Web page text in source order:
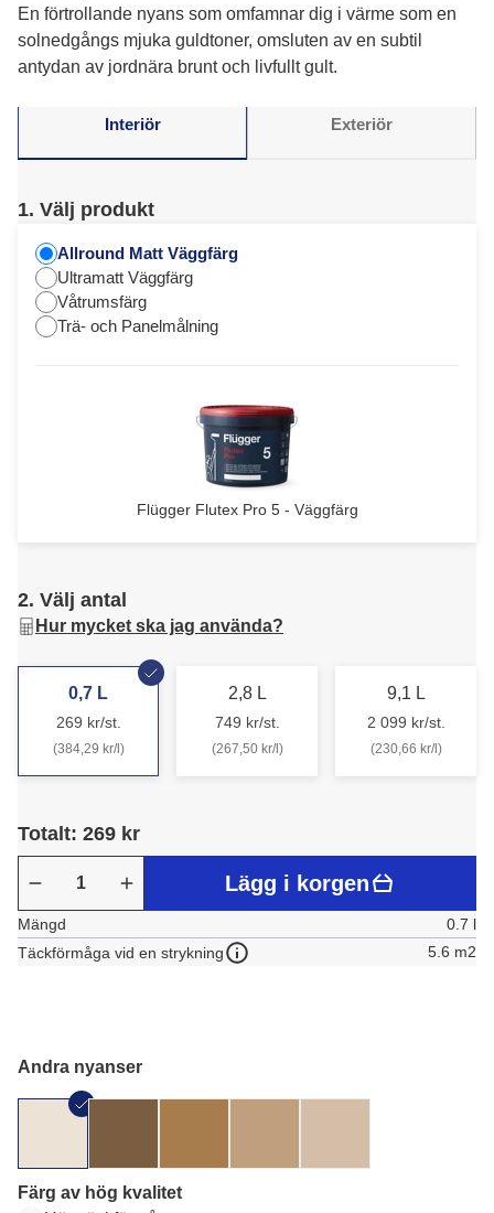
En förtrollande nyans som omfamnar dig i värme som en
solnedgångs mjuka guldtoner, omsluten av en subtil
antydan av jordnära brunt och livfullt gult.
Interiör Exteriör
1. Välj produkt
Allround Matt Väggfärg
Ultramatt Väggfärg
Våtrumsfärg
Trä- och Panelmålning
Flügger Flutex Pro 5 - Väggfärg
2. Välj antal
Hur mycket ska jag använda?
0,7 L
269 kr/st.
(384,29 kr/l)
2,8 L
749 kr/st.
(267,50 kr/l)
9,1 L
2 099 kr/st.
(230,66 kr/l)
Totalt: 269 kr
Lägg i korgen
Mängd
0.7 l
Täckförmåga vid en strykning
5.6 m2
Andra nyanser
Färg av hög kvalitet